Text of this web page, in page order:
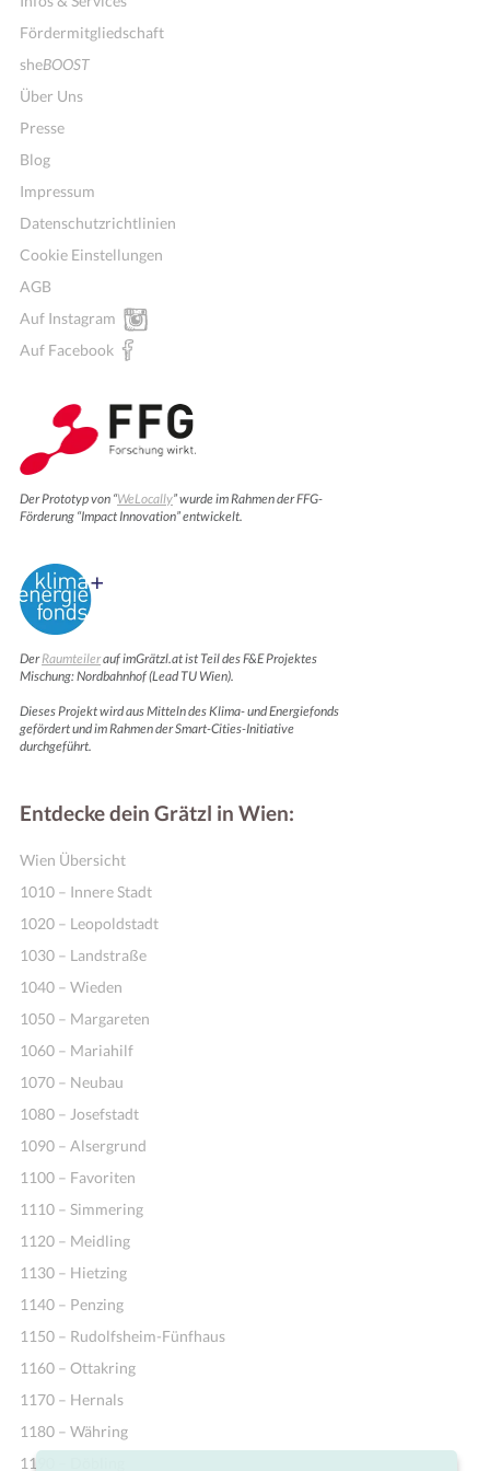
Fördermitgliedschaft
sheBOOST
Über Uns
Presse
Blog
Impressum
Datenschutzrichtlinien
Cookie Einstellungen
AGB
Auf Instagram
Auf Facebook
Der Prototyp von “WeLocally” wurde im Rahmen der FFG-
Förderung “Impact Innovation” entwickelt.
DerRaumteilerauf imGrätzl.at ist Teil des F&E Projektes
Mischung: Nordbahnhof (Lead TU Wien).
Dieses Projekt wird aus Mitteln des Klima- und Energiefonds
gefördert und im Rahmen der Smart-Cities-Initiative
durchgeführt.
Entdecke dein Grätzl in Wien:
Wien Übersicht
1010 – Innere Stadt
1020 – Leopoldstadt
1030 – Landstraße
1040 – Wieden
1050 – Margareten
1060 – Mariahilf
1070 – Neubau
1080 – Josefstadt
1090 – Alsergrund
1100 – Favoriten
1110 – Simmering
1120 – Meidling
1130 – Hietzing
1140 – Penzing
1150 – Rudolfsheim-Fünfhaus
1160 – Ottakring
1170 – Hernals
1180 – Währing
1190 – Döbling